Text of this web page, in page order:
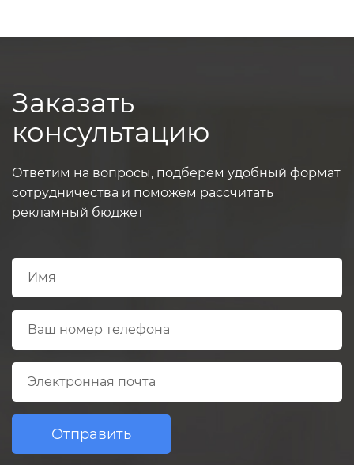
Заказать
консультацию
Ответим на вопросы, подберем удобный формат
сотрудничества и поможем рассчитать
рекламный бюджет
Отправить